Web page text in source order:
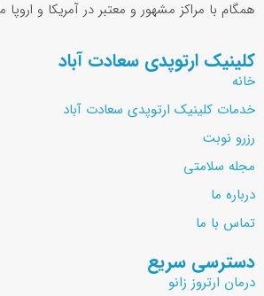
همگام با مراکز مشهور و معتبر در آمریکا و اروپا
کلینیک ارتوپدی سعادت آباد
خانه
خدمات کلینیک ارتوپدی سعادت آباد
رزرو نوبت
مجله سلامتی
درباره ما
تماس با ما
دسترسی سریع
درمان ارتروز زانو